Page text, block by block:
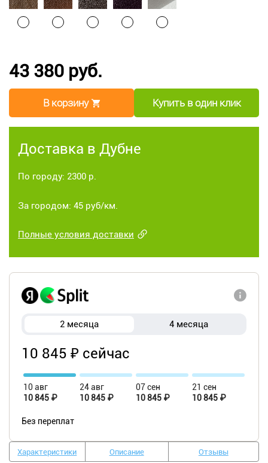
43 380 руб.
В корзину Купить в один клик
Доставка в Дубне
По городу: 2300 р.
За городом: 45 руб/км.
Полные условия доставки
2 месяца 4 месяца
10 845 ₽ сейчас
10 авг
10 845 ₽
24 авг
10 845 ₽
07 сен
10 845 ₽
21 сен
10 845 ₽
Без переплат
Характеристики Описание Отзывы